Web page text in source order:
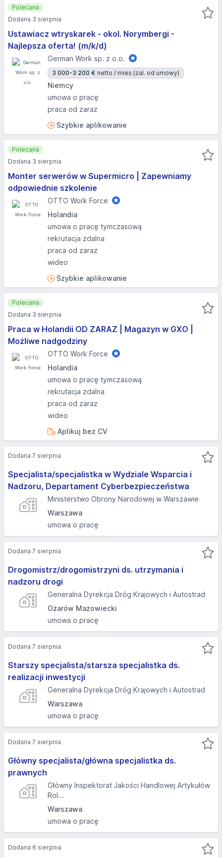
Ustawiacz wtryskarek - okol. Norymbergi -
Najlepsza oferta! (m/k/d)
German Work sp. z o.o.
3 000-3 200 € netto / mies.(zal. od umowy)
Niemcy
umowa o pracę
praca od zaraz
Szybkie aplikowanie
Polecana
Dodana 3 sierpnia
Monter serwerów w Supermicro | Zapewniamy
odpowiednie szkolenie
OTTO Work Force
Holandia
umowa o pracę tymczasową
rekrutacja zdalna
praca od zaraz
wideo
Szybkie aplikowanie
Polecana
Dodana 3 sierpnia
Praca w Holandii OD ZARAZ | Magazyn w GXO |
Możliwe nadgodziny
OTTO Work Force
Holandia
umowa o pracę tymczasową
rekrutacja zdalna
praca od zaraz
wideo
Aplikuj bez CV
Polecana
Dodana 3 sierpnia
Specjalista/specjalistka w Wydziale Wsparcia i
Nadzoru, Departament Cyberbezpieczeństwa
Ministerstwo Obrony Narodowej w Warszawie
Warszawa
umowa o pracę
Dodana 7 sierpnia
Drogomistrz/drogomistrzyni ds. utrzymania i
nadzoru drogi
Generalna Dyrekcja Dróg Krajowych i Autostrad
Ożarów Mazowiecki
umowa o pracę
Dodana 7 sierpnia
Starszy specjalista/starsza specjalistka ds.
realizacji inwestycji
Generalna Dyrekcja Dróg Krajowych i Autostrad
Warszawa
umowa o pracę
Dodana 7 sierpnia
Główny specjalista/główna specjalistka ds.
prawnych
Główny Inspektorat Jakości Handlowej Artykułów
Rol...
Warszawa
umowa o pracę
Dodana 7 sierpnia
Dodana 6 sierpnia